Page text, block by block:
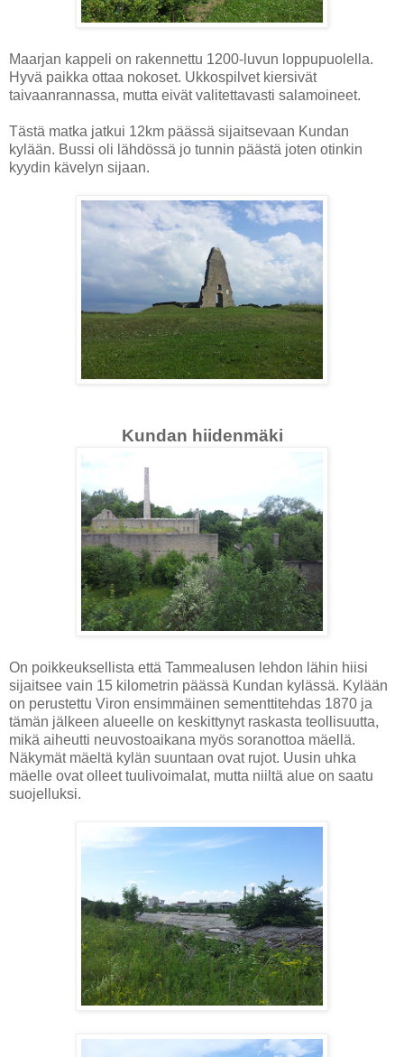
Maarjan kappeli on rakennettu 1200-luvun loppupuolella.
Hyvä paikka ottaa nokoset. Ukkospilvet kiersivät
taivaanrannassa, mutta eivät valitettavasti salamoineet.
Tästä matka jatkui 12km päässä sijaitsevaan Kundan
kylään. Bussi oli lähdössä jo tunnin päästä joten otinkin
kyydin kävelyn sijaan.
Kundan hiidenmäki
On poikkeuksellista että Tammealusen lehdon lähin hiisi
sijaitsee vain 15 kilometrin päässä Kundan kylässä. Kylään
on perustettu Viron ensimmäinen sementtitehdas 1870 ja
tämän jälkeen alueelle on keskittynyt raskasta teollisuutta,
mikä aiheutti neuvostoaikana myös soranottoa mäellä.
Näkymät mäeltä kylän suuntaan ovat rujot. Uusin uhka
mäelle ovat olleet tuulivoimalat, mutta niiltä alue on saatu
suojelluksi.